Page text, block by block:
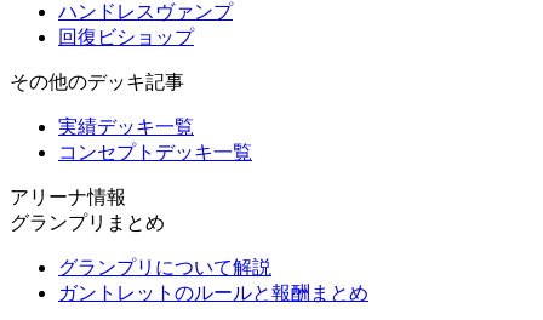
ハンドレスヴァンプ
回復ビショップ
その他のデッキ記事
実績デッキ一覧
コンセプトデッキ一覧
アリーナ情報
グランプリまとめ
グランプリについて解説
ガントレットのルールと報酬まとめ